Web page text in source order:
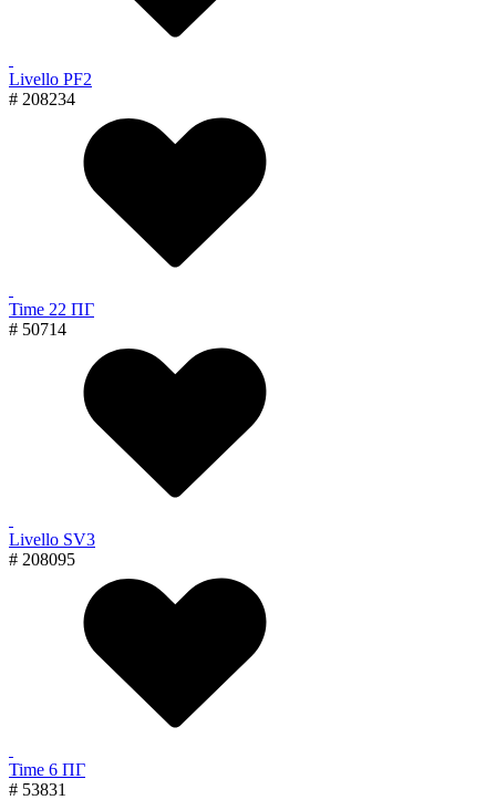
Livello PF2
# 208234
Time 22 ПГ
# 50714
Livello SV3
# 208095
Time 6 ПГ
# 53831